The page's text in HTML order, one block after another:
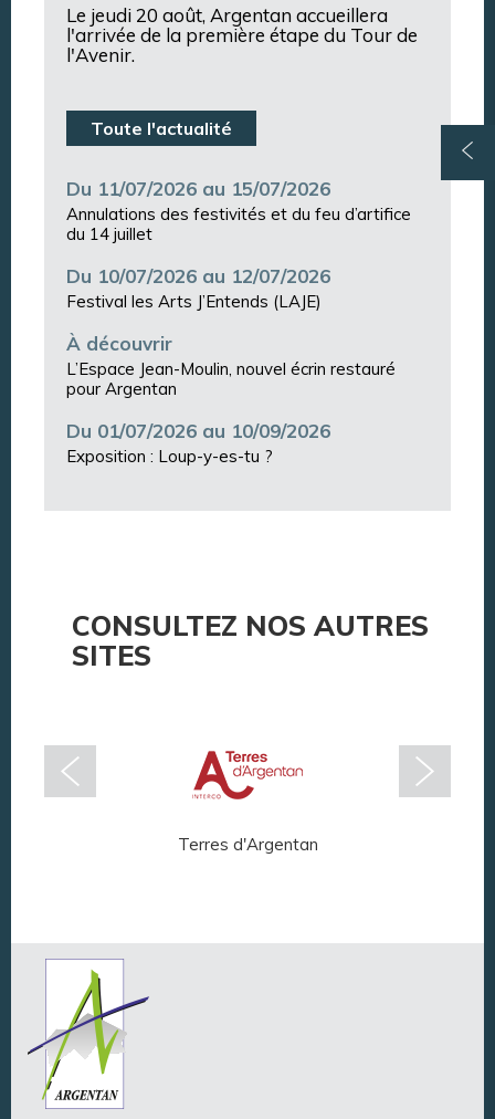
Le jeudi 20 août, Argentan accueillera
l'arrivée de la première étape du Tour de
l'Avenir.
Toute l'actualité
Du 11/07/2026 au 15/07/2026
Annulations des festivités et du feu d’artifice
du 14 juillet
Du 10/07/2026 au 12/07/2026
Festival les Arts J’Entends (LAJE)
À découvrir
L’Espace Jean-Moulin, nouvel écrin restauré
pour Argentan
Du 01/07/2026 au 10/09/2026
Exposition : Loup-y-es-tu ?
CONSULTEZ NOS AUTRES
SITES
Terres d'Argentan